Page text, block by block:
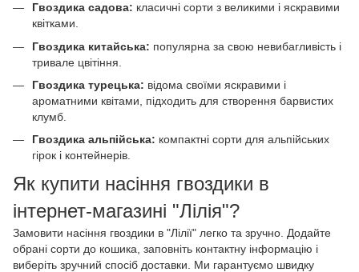
Гвоздика садова: класичні сорти з великими і яскравими
квітками.
Гвоздика китайська: популярна за свою невибагливість і
тривале цвітіння.
Гвоздика турецька: відома своїми яскравими і
ароматними квітами, підходить для створення барвистих
клумб.
Гвоздика альпійська: компактні сорти для альпійських
гірок і контейнерів.
Як купити насіння гвоздики в
інтернет-магазині "Лілія"?
Замовити насіння гвоздики в "Лілії" легко та зручно. Додайте
обрані сорти до кошика, заповніть контактну інформацію і
виберіть зручний спосіб доставки. Ми гарантуємо швидку